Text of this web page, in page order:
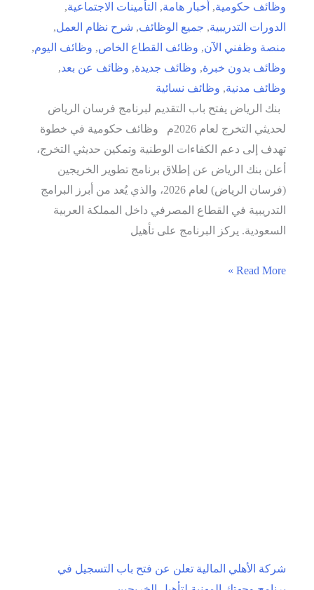
وظائف حكومية, أخبار هامة, التأمينات الاجتماعية,
الدورات التدريبية, جميع الوظائف, شرح نظام العمل,
منصة وظفني الآن, وظائف القطاع الخاص, وظائف اليوم,
وظائف بدون خبرة, وظائف جديدة, وظائف عن بعد,
وظائف مدنية, وظائف نسائية
بنك الرياض يفتح باب التقديم لبرنامج فرسان الرياض
لحديثي التخرج لعام 2026م وظائف حكومية في خطوة
تهدف إلى دعم الكفاءات الوطنية وتمكين حديثي التخرج،
أعلن بنك الرياض عن إطلاق برنامج تطوير الخريجين
(فرسان الرياض) لعام 2026، والذي يُعد من أبرز البرامج
التدريبية في القطاع المصرفي داخل المملكة العربية
السعودية. يركز البرنامج على تأهيل
بنك
Read More »
شركة الأهلي المالية تعلن عن فتح باب التسجيل في